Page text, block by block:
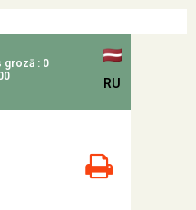
grozā : 0
RU